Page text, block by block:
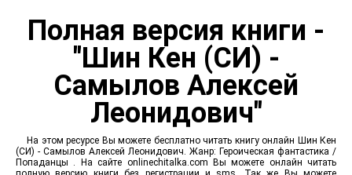
Полная версия книги -
"Шин Кен (СИ) -
Самылов Алексей
Леонидович"
На этом ресурсе Вы можете бесплатно читать книгу онлайн Шин Кен
(СИ) - Самылов Алексей Леонидович. Жанр: Героическая фантастика /
Попаданцы . На сайте onlinechitalka.com Вы можете онлайн читать